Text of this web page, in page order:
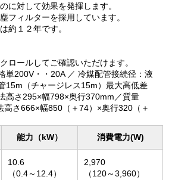
に対して効果を発揮します。
フィルターを採用しています。
約１２年です。
ロールしてご確認いただけます。
単200V・・20A ／ 冷媒配管接続径：液
15m（チャージレス15m）最大高低差
高さ295×幅798×奥行370mm／質量
高さ666×幅850（＋74）×奥行320（＋
能力（kW） 消費電力(W)
10.6
（0.4～12.4）
2,970
（120～3,960）